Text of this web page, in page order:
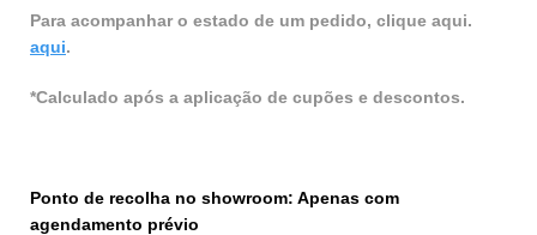
Para acompanhar o estado de um pedido, clique aqui.
aqui.
*Calculado após a aplicação de cupões e descontos.
Ponto de recolha no showroom: Apenas com
agendamento prévio